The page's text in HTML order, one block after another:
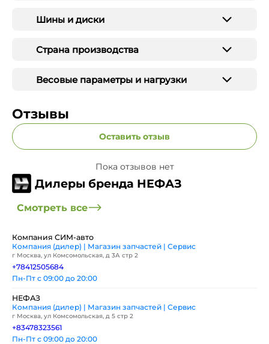
Шины и диски
Страна производства
Весовые параметры и нагрузки
Отзывы
Оставить отзыв
Пока отзывов нет
Дилеры бренда НЕФАЗ
Смотреть все
Компания СИМ-авто
Компания (дилер) | Магазин запчастей | Сервис
г Москва, ул Комсомольская, д 3А стр 2
+78412505684
Пн-Пт с 09:00 до 20:00
НЕФАЗ
Компания (дилер) | Магазин запчастей | Сервис
г Москва, ул Комсомольская, д 5 стр 2
+83478323561
Пн-Пт с 09:00 до 20:00